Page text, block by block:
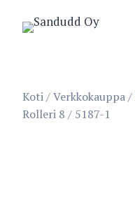
sisältöön
Koti/Verkkokauppa/
Rolleri 8 / 5187-1